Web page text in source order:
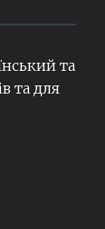
та
та для